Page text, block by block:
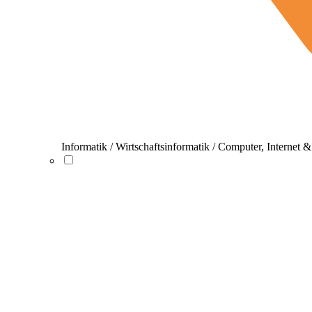
Informatik / Wirtschaftsinformatik / Computer, Internet